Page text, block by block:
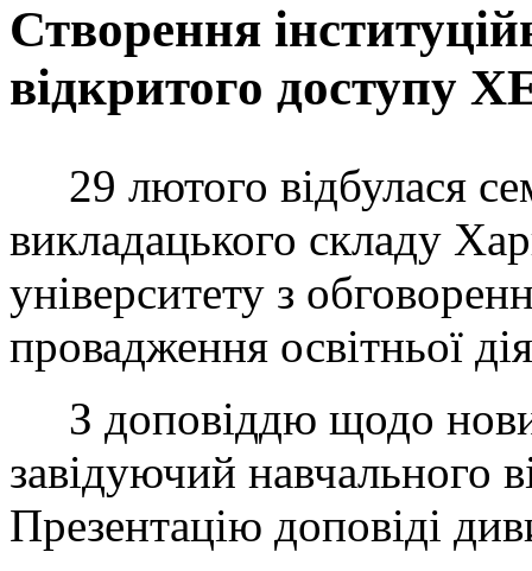
Створення
відкритого доступу
29 лютого відбулася
викладацького складу
університету з
провадження освітньої
З доповіддю щодо
завідуючий навчального
Презентацію доповіді